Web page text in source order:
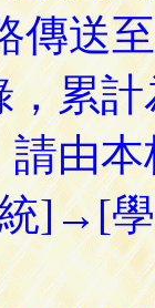
傳送
累
由
]→[